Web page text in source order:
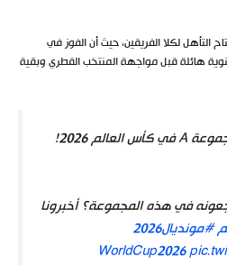
التأهل لكلا الفريقين، حيث أن الفوز في
هائلة قبل مواجهة المنتخب القطري وبقية
إليكم جدول مواجهات المجموعة A في كأس العالم 2026!
في هذه المجموعة؟ أخبرونا
#مونديال2026